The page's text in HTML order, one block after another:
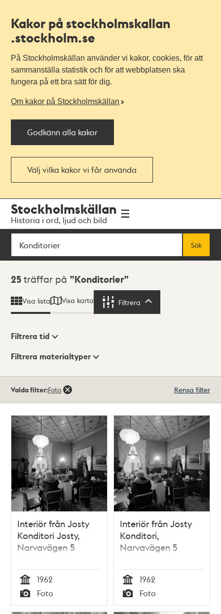
Kakor på stockholmskallan
.stockholm.se
På Stockholmskällan använder vi kakor, cookies, för att
sammanställa statistik och för att webbplatsen ska
fungera på ett bra sätt för dig.
Om kakor på Stockholmskällan
Godkänn alla kakor
Välj vilka kakor vi får använda
navigationen
huvudinnehållet
Stockholmskällan
Historia i ord, ljud och bild
Sök
Sök
Sökresultat
25 träffar på Konditorier
Visa lista Visa karta Filtrera
Visningsläge
Filtrera tid
Filtrera materialtyper
träffar
Valda filter:Foto Rensa filter
Interiör från Josty
Konditori Josty,
Narvavägen 5
Tid
1962
Typ
Foto
Interiör från Josty
Konditori,
Narvavägen 5
Tid
1962
Typ
Foto